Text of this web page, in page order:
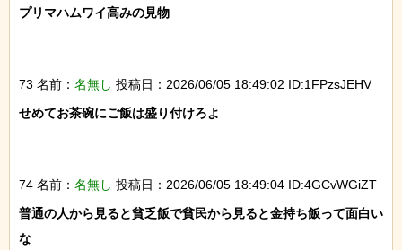
プリマハムワイ高みの見物
73 名前： 名無し 投稿日：2026/06/05 18:49:02 ID:1FPzsJEHV
せめてお茶碗にご飯は盛り付けろよ
74 名前： 名無し 投稿日：2026/06/05 18:49:04 ID:4GCvWGiZT
普通の人から見ると貧乏飯で貧民から見ると金持ち飯って面白い
な